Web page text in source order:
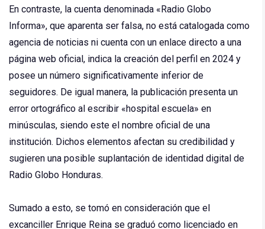
En contraste, la cuenta denominada «Radio Globo
Informa», que aparenta ser falsa, no está catalogada como
agencia de noticias ni cuenta con un enlace directo a una
página web oficial, indica la creación del perfil en 2024 y
posee un número significativamente inferior de
seguidores. De igual manera, la publicación presenta un
error ortográfico al escribir «hospital escuela» en
minúsculas, siendo este el nombre oficial de una
institución. Dichos elementos afectan su credibilidad y
sugieren una posible suplantación de identidad digital de
Radio Globo Honduras.
Sumado a esto, se tomó en consideración que el
excanciller Enrique Reina se graduó como licenciado en